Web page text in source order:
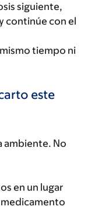
siguiente,
continúe con el
tiempo ni
este
ambiente. No
en un lugar